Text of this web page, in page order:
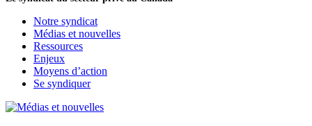
Notre syndicat
Médias et nouvelles
Ressources
Enjeux
Moyens d’action
Se syndiquer